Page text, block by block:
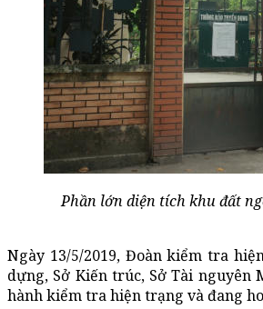
Phần lớn diện tích khu đất
Ngày 13/5/2019, Đoàn kiểm tra
dựng, Sở Kiến trúc, Sở Tài nguyên
hành kiểm tra hiện trạng và đang